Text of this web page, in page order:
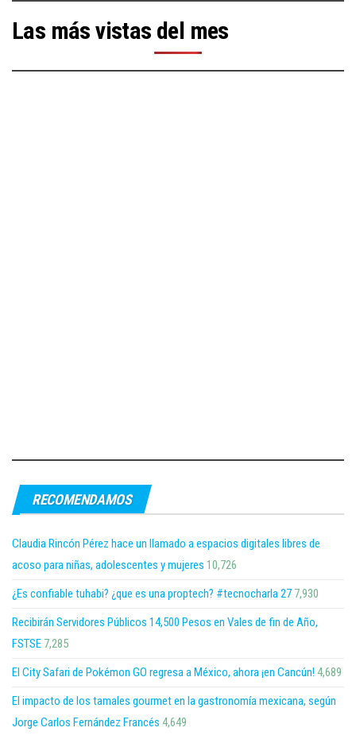
Las más vistas del mes
RECOMENDAMOS
Claudia Rincón Pérez hace un llamado a espacios digitales libres de
acoso para niñas, adolescentes y mujeres 10,726
¿Es confiable tuhabi? ¿que es una proptech? #tecnocharla 27 7,930
Recibirán Servidores Públicos 14,500 Pesos en Vales de fin de Año,
FSTSE 7,285
El City Safari de Pokémon GO regresa a México, ahora ¡en Cancún! 4,689
El impacto de los tamales gourmet en la gastronomía mexicana, según
Jorge Carlos Fernández Francés 4,649